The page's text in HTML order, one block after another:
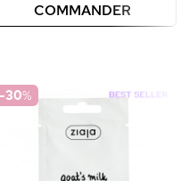
COMMANDER
-30%